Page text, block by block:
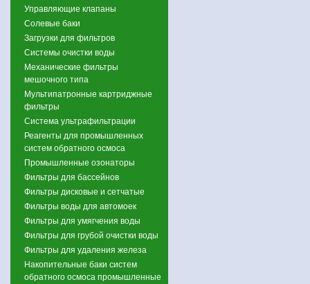
Управляющие клапаны
Солевые баки
Загрузки для фильтров
Системы очистки воды
Механические фильтры
мешочного типа
Мультипатронные картриджные
фильтры
Система ультрафильтрации
Реагенты для промышленных
систем обратного осмоса
Промышленные озонаторы
Фильтры для бассейнов
Фильтры дисковые и сетчатые
Фильтры воды для автомоек
Фильтры для умягчения воды
Фильтры для грубой очистки воды
Фильтры для удаления железа
Накопительные баки систем
обратного осмоса промышленные